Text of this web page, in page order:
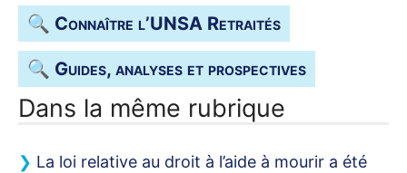
🔍 Connaître l’UNSA Retraités
🔍 Guides, analyses et prospectives
Dans la même rubrique
La loi relative au droit à l’aide à mourir a été